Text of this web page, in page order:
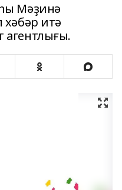
Мәҙинә
итә